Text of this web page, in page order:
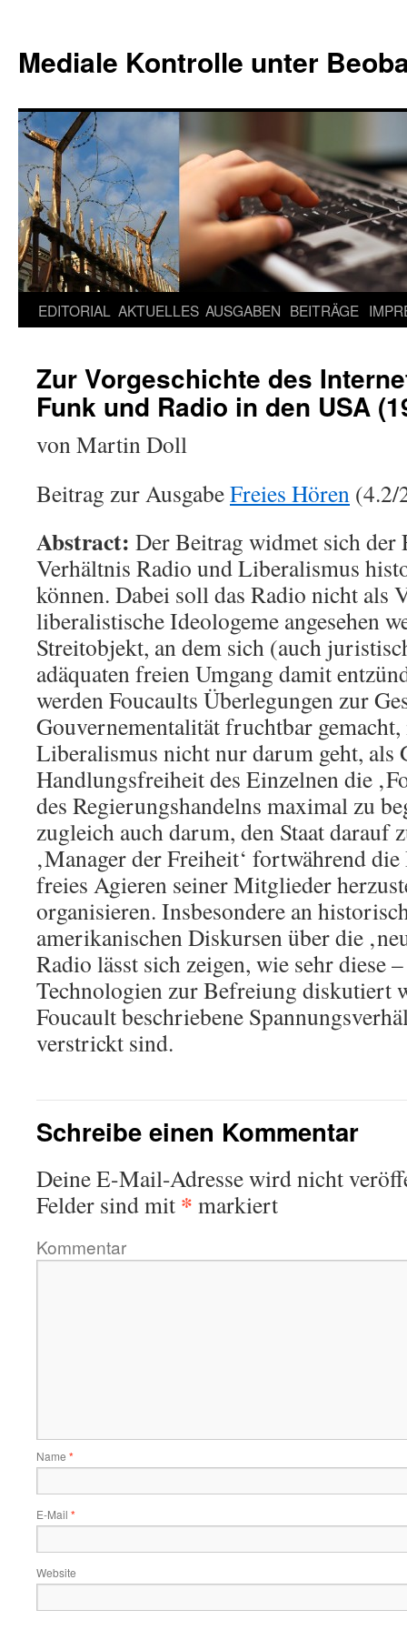
Mediale Kontrolle unter
Springe
Inhalt
EDITORIAL AKTUELLES AUSGABEN BEITRÄGE
Zur Vorgeschichte des
Funk und Radio in den USA
von Martin Doll
Beitrag zur AusgabeFreies Hören (4.2/
Abstract: Der Beitrag widmet sich der
Verhältnis Radio und Liberalismus
können. Dabei soll das Radio nicht als
liberalistische Ideologeme angesehen
Streitobjekt, an dem sich (auch
adäquaten freien Umgang damit
werden Foucaults Überlegungen zur
Gouvernementalität fruchtbar
Liberalismus nicht nur darum geht, als
Handlungsfreiheit des Einzelnen die
des Regierungshandelns maximal zu
zugleich auch darum, den Staat darauf
‚Manager der Freiheit‘ fortwährend
freies Agieren seiner Mitglieder
organisieren. Insbesondere an
amerikanischen Diskursen über die
Radio lässt sich zeigen, wie sehr diese
Technologien zur Befreiung diskutiert
Foucault beschriebene
verstrickt sind.
Schreibe einen Kommentar
Deine E-Mail-Adresse wird nicht
Felder sind mit * markiert
Kommentar
Name *
E-Mail *
Website